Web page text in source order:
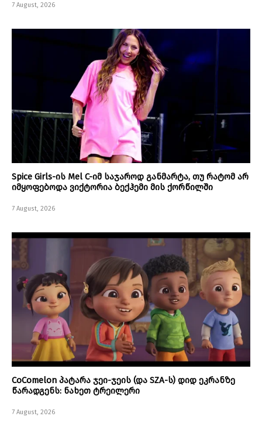
7 August, 2026
Spice Girls-ის Mel C-იმ საჯაროდ განმარტა, თუ რატომ არ
იმყოფებოდა ვიქტორია ბექჰემი მის ქორწილში
7 August, 2026
CoComelon პატარა ჯეი-ჯეის (და SZA-ს) დიდ ეკრანზე
წარადგენს: ნახეთ ტრეილერი
7 August, 2026